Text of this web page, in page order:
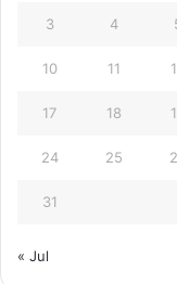
3 4
10 11
17 18
24 25
31
« Jul